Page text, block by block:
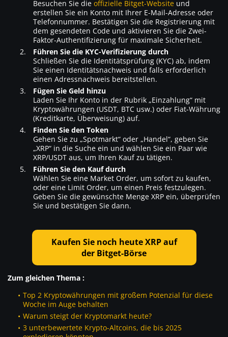
Besuchen Sie die offizielle Bitget-Website und
erstellen Sie ein Konto mit Ihrer E-Mail-Adresse oder
Telefonnummer. Bestätigen Sie die Registrierung mit
dem gesendeten Code und aktivieren Sie die Zwei-
Faktor-Authentifizierung für maximale Sicherheit.
Führen Sie die KYC-Verifizierung durch
Schließen Sie die Identitätsprüfung (KYC) ab, indem
Sie einen Identitätsnachweis und falls erforderlich
einen Adressnachweis bereitstellen.
Fügen Sie Geld hinzu
Laden Sie Ihr Konto in der Rubrik „Einzahlung“ mit
Kryptowährungen (USDT, BTC usw.) oder Fiat-Währung
(Kreditkarte, Überweisung) auf.
Finden Sie den Token
Gehen Sie zu „Spotmarkt“ oder „Handel“, geben Sie
„XRP“ in die Suche ein und wählen Sie ein Paar wie
XRP/USDT aus, um Ihren Kauf zu tätigen.
Führen Sie den Kauf durch
Wählen Sie eine Market Order, um sofort zu kaufen,
oder eine Limit Order, um einen Preis festzulegen.
Geben Sie die gewünschte Menge XRP ein, überprüfen
Sie und bestätigen Sie dann.
Kaufen Sie noch heute XRP auf
der Bitget-Börse
Zum gleichen Thema :
Top 2 Kryptowährungen mit großem Potenzial für diese
Woche im Auge behalten
Warum steigt der Kryptomarkt heute?
3 unterbewertete Krypto-Altcoins, die bis 2025